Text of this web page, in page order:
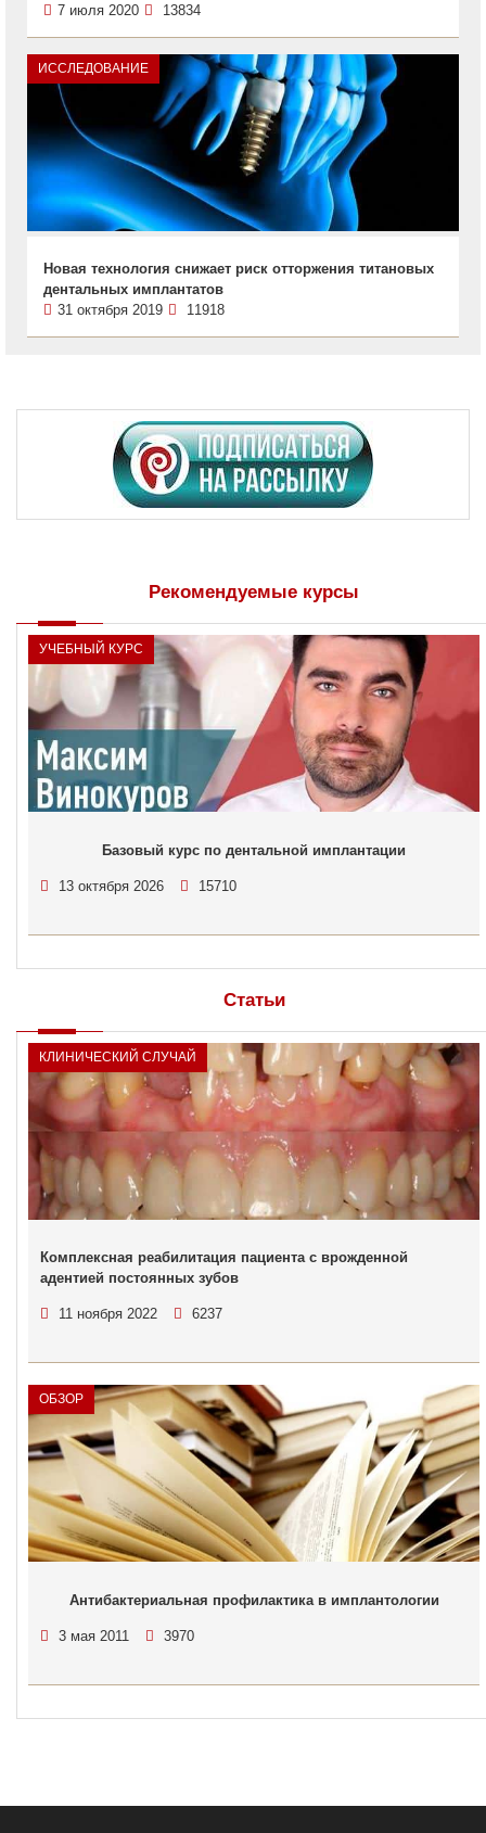
7 июля 2020
13834
ИССЛЕДОВАНИЕ
Новая технология снижает риск отторжения титановых
дентальных имплантатов
31 октября 2019
11918
Рекомендуемые курсы
УЧЕБНЫЙ КУРС
Базовый курс по дентальной имплантации
13 октября 2026 15710
Статьи
КЛИНИЧЕСКИЙ СЛУЧАЙ
Комплексная реабилитация пациента с врожденной
адентией постоянных зубов
11 ноября 2022 6237
ОБЗОР
Антибактериальная профилактика в имплантологии
3 мая 2011 3970